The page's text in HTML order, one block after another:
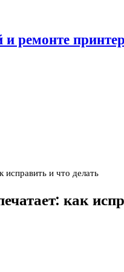
ремонте
и что делать
как